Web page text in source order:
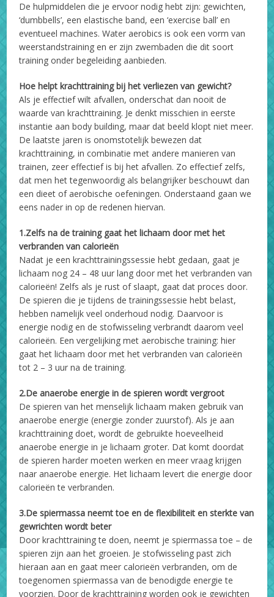
De hulpmiddelen die je ervoor nodig hebt zijn: gewichten,
‘dumbbells’, een elastische band, een ‘exercise ball’ en
eventueel machines. Water aerobics is ook een vorm van
weerstandstraining en er zijn zwembaden die dit soort
training onder begeleiding aanbieden.
Hoe helpt krachttraining bij het verliezen van gewicht?
Als je effectief wilt afvallen, onderschat dan nooit de
waarde van krachttraining. Je denkt misschien in eerste
instantie aan body building, maar dat beeld klopt niet meer.
De laatste jaren is onomstotelijk bewezen dat
krachttraining, in combinatie met andere manieren van
trainen, zeer effectief is bij het afvallen. Zo effectief zelfs,
dat men het tegenwoordig als belangrijker beschouwt dan
een dieet of aerobische oefeningen. Onderstaand gaan we
eens nader in op de redenen hiervan.
1.Zelfs na de training gaat het lichaam door met het
verbranden van calorieën
Nadat je een krachttrainingssessie hebt gedaan, gaat je
lichaam nog 24 – 48 uur lang door met het verbranden van
calorieën! Zelfs als je rust of slaapt, gaat dat proces door.
De spieren die je tijdens de trainingssessie hebt belast,
hebben namelijk veel onderhoud nodig. Daarvoor is
energie nodig en de stofwisseling verbrandt daarom veel
calorieën. Een vergelijking met aerobische training: hier
gaat het lichaam door met het verbranden van calorieën
tot 2 – 3 uur na de training.
2.De anaerobe energie in de spieren wordt vergroot
De spieren van het menselijk lichaam maken gebruik van
anaerobe energie (energie zonder zuurstof). Als je aan
krachttraining doet, wordt de gebruikte hoeveelheid
anaerobe energie in je lichaam groter. Dat komt doordat
de spieren harder moeten werken en meer vraag krijgen
naar anaerobe energie. Het lichaam levert die energie door
calorieën te verbranden.
3.De spiermassa neemt toe en de flexibiliteit en sterkte van
gewrichten wordt beter
Door krachttraining te doen, neemt je spiermassa toe – de
spieren zijn aan het groeien. Je stofwisseling past zich
hieraan aan en gaat meer calorieën verbranden, om de
toegenomen spiermassa van de benodigde energie te
voorzien. Door de krachttraining worden ook je gewichten